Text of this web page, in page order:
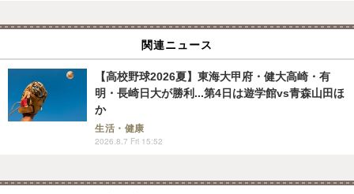
関連ニュース
【高校野球2026夏】東海大甲府・健大高崎・有
明・長崎日大が勝利...第4日は遊学館vs青森山田ほ
か
生活・健康
2026.8.7 Fri 15:52